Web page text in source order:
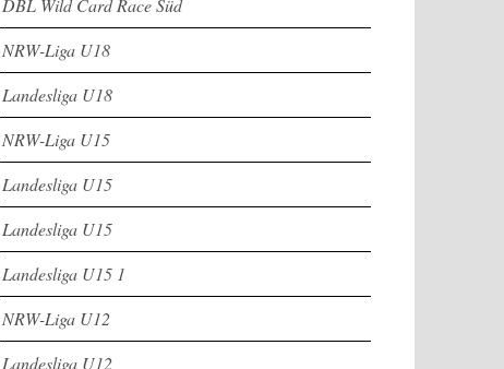
DBL Wild Card Race Süd
NRW-Liga U18
Landesliga U18
NRW-Liga U15
Landesliga U15
Landesliga U15
Landesliga U15 1
NRW-Liga U12
Landesliga U12